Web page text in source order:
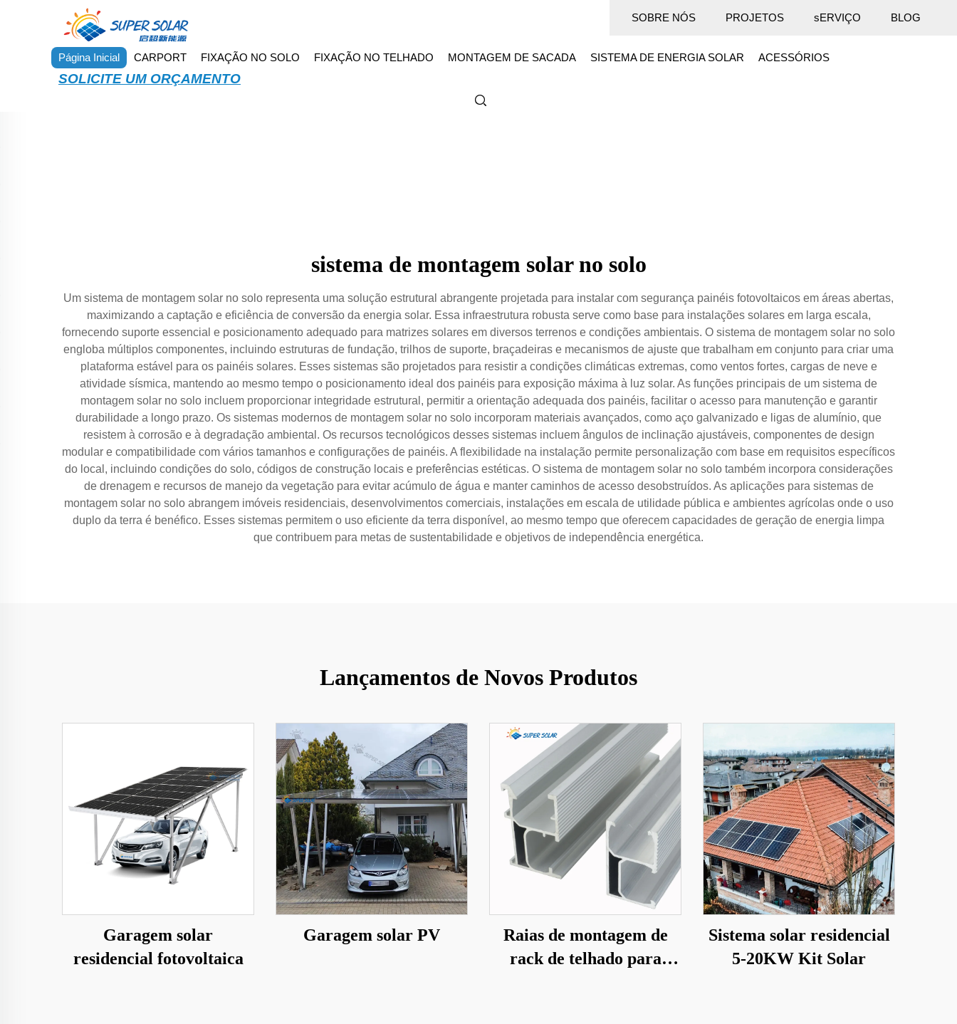
SOBRE NÓS PROJETOS sERVIÇO BLOG
Página Inicial CARPORT FIXAÇÃO NO SOLO FIXAÇÃO NO TELHADO MONTAGEM DE SACADA SISTEMA DE ENERGIA SOLAR ACESSÓRIOS
SOLICITE UM ORÇAMENTO
sistema de montagem solar no solo
Um sistema de montagem solar no solo representa uma solução estrutural abrangente projetada para instalar com segurança painéis fotovoltaicos em áreas abertas,
maximizando a captação e eficiência de conversão da energia solar. Essa infraestrutura robusta serve como base para instalações solares em larga escala,
fornecendo suporte essencial e posicionamento adequado para matrizes solares em diversos terrenos e condições ambientais. O sistema de montagem solar no solo
engloba múltiplos componentes, incluindo estruturas de fundação, trilhos de suporte, braçadeiras e mecanismos de ajuste que trabalham em conjunto para criar uma
plataforma estável para os painéis solares. Esses sistemas são projetados para resistir a condições climáticas extremas, como ventos fortes, cargas de neve e
atividade sísmica, mantendo ao mesmo tempo o posicionamento ideal dos painéis para exposição máxima à luz solar. As funções principais de um sistema de
montagem solar no solo incluem proporcionar integridade estrutural, permitir a orientação adequada dos painéis, facilitar o acesso para manutenção e garantir
durabilidade a longo prazo. Os sistemas modernos de montagem solar no solo incorporam materiais avançados, como aço galvanizado e ligas de alumínio, que
resistem à corrosão e à degradação ambiental. Os recursos tecnológicos desses sistemas incluem ângulos de inclinação ajustáveis, componentes de design
modular e compatibilidade com vários tamanhos e configurações de painéis. A flexibilidade na instalação permite personalização com base em requisitos específicos
do local, incluindo condições do solo, códigos de construção locais e preferências estéticas. O sistema de montagem solar no solo também incorpora considerações
de drenagem e recursos de manejo da vegetação para evitar acúmulo de água e manter caminhos de acesso desobstruídos. As aplicações para sistemas de
montagem solar no solo abrangem imóveis residenciais, desenvolvimentos comerciais, instalações em escala de utilidade pública e ambientes agrícolas onde o uso
duplo da terra é benéfico. Esses sistemas permitem o uso eficiente da terra disponível, ao mesmo tempo que oferecem capacidades de geração de energia limpa
que contribuem para metas de sustentabilidade e objetivos de independência energética.
Lançamentos de Novos Produtos
Garagem solar
residencial fotovoltaica
Garagem solar PV
Raias de montagem de
rack de telhado para
Sistema solar residencial
5-20KW Kit Solar